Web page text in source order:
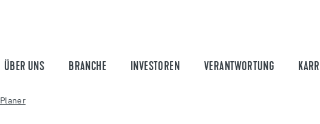
ÜBER UNS BRANCHE INVESTOREN VERANTWORTUNG